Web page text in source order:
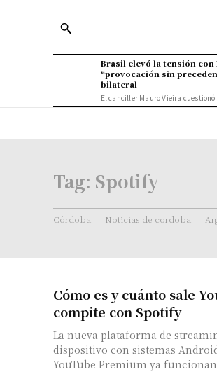
Brasil elevó la tensión con
“provocación sin
bilateral
El canciller Mauro Vieira
Tag: Spotify
Córdoba Noticias de cordoba
Cómo es y cuánto sale
compite con Spotify
La nueva plataforma de
dispositivo con sistemas
YouTube Premium ya